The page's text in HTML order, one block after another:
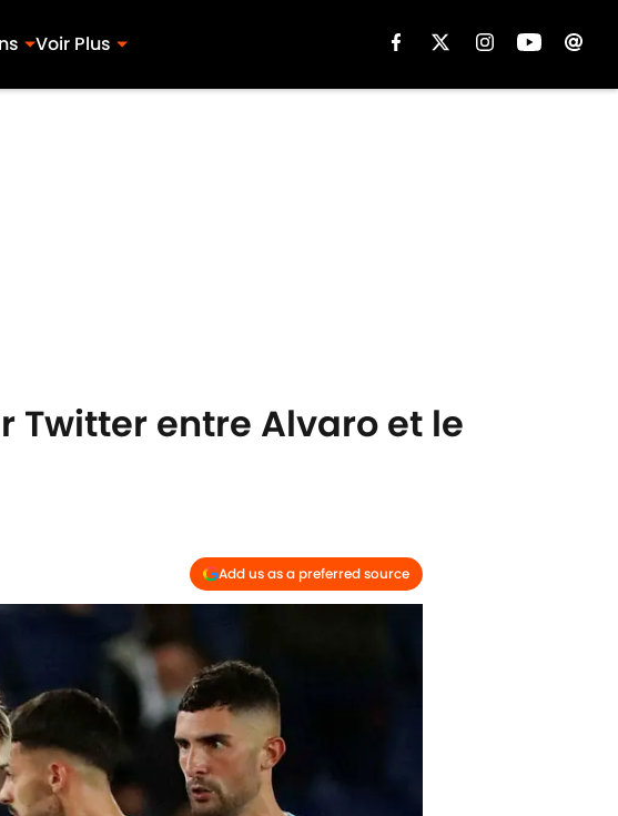
Voir Plus
Twitter entre Alvaro et le
Add us as a preferred source